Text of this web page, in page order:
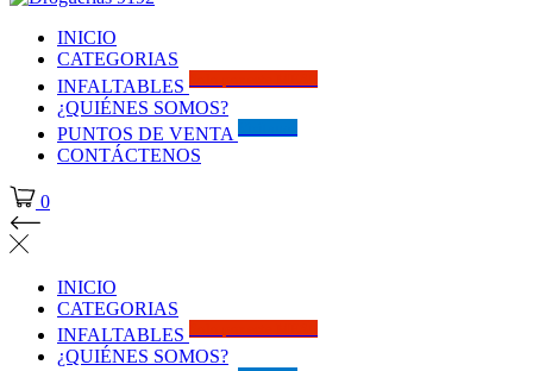
INICIO
CATEGORIAS
INFALTABLES
¿QUIÉNES SOMOS?
PUNTOS DE VENTA
CONTÁCTENOS
0
INICIO
CATEGORIAS
INFALTABLES
¿QUIÉNES SOMOS?